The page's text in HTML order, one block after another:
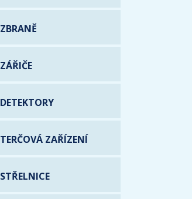
ZBRANĚ
ZÁŘIČE
DETEKTORY
TERČOVÁ ZAŘÍZENÍ
STŘELNICE